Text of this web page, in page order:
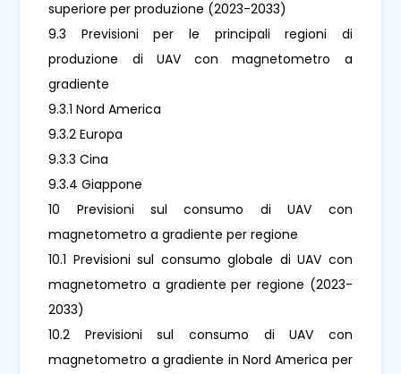
superiore per produzione (2023-2033)
9.3 Previsioni per le principali regioni di
produzione di UAV con magnetometro a
gradiente
9.3.1 Nord America
9.3.2 Europa
9.3.3 Cina
9.3.4 Giappone
10 Previsioni sul consumo di UAV con
magnetometro a gradiente per regione
10.1 Previsioni sul consumo globale di UAV con
magnetometro a gradiente per regione (2023-
2033)
10.2 Previsioni sul consumo di UAV con
magnetometro a gradiente in Nord America per